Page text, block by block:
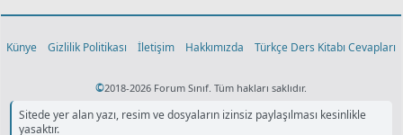
Künye Gizlilik Politikası İletişim Hakkımızda Türkçe Ders Kitabı Cevapları
©2018-2026 Forum Sınıf. Tüm hakları saklıdır.
Sitede yer alan yazı, resim ve dosyaların izinsiz paylaşılması kesinlikle
yasaktır.